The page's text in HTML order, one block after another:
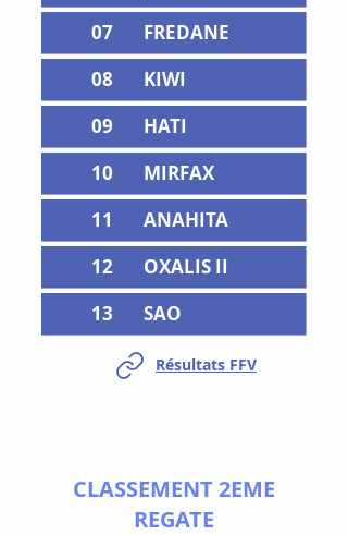
07
FREDANE
08
KIWI
09
HATI
10
MIRFAX
11
ANAHITA
12
OXALIS II
13
SAO
Résultats FFV
CLASSEMENT 2EME
REGATE